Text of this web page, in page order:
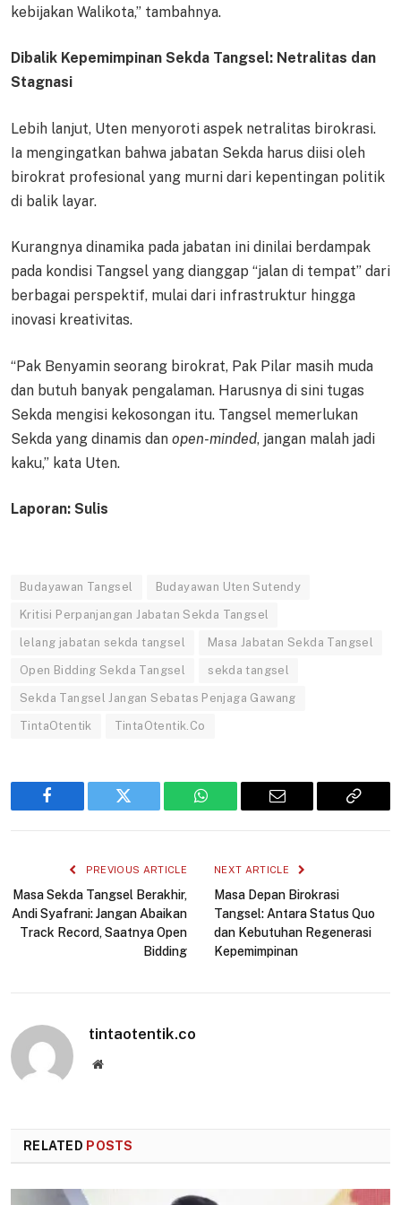
kebijakan Walikota,” tambahnya.
Dibalik Kepemimpinan Sekda Tangsel: Netralitas dan
Stagnasi
Lebih lanjut, Uten menyoroti aspek netralitas birokrasi.
Ia mengingatkan bahwa jabatan Sekda harus diisi oleh
birokrat profesional yang murni dari kepentingan politik
di balik layar.
Kurangnya dinamika pada jabatan ini dinilai berdampak
pada kondisi Tangsel yang dianggap “jalan di tempat” dari
berbagai perspektif, mulai dari infrastruktur hingga
inovasi kreativitas.
“Pak Benyamin seorang birokrat, Pak Pilar masih muda
dan butuh banyak pengalaman. Harusnya di sini tugas
Sekda mengisi kekosongan itu. Tangsel memerlukan
Sekda yang dinamis dan open-minded, jangan malah jadi
kaku,” kata Uten.
Laporan: Sulis
Budayawan Tangsel Budayawan Uten Sutendy
Kritisi Perpanjangan Jabatan Sekda Tangsel
lelang jabatan sekda tangsel Masa Jabatan Sekda Tangsel
Open Bidding Sekda Tangsel sekda tangsel
Sekda Tangsel Jangan Sebatas Penjaga Gawang
TintaOtentik TintaOtentik.Co
Facebook Twitter WhatsApp Email
Copy
PREVIOUS ARTICLE
Masa Sekda Tangsel Berakhir,
Andi Syafrani: Jangan Abaikan
Track Record, Saatnya Open
Bidding
NEXT ARTICLE
Masa Depan Birokrasi
Tangsel: Antara Status Quo
dan Kebutuhan Regenerasi
Kepemimpinan
tintaotentik.co
Website
RELATED POSTS